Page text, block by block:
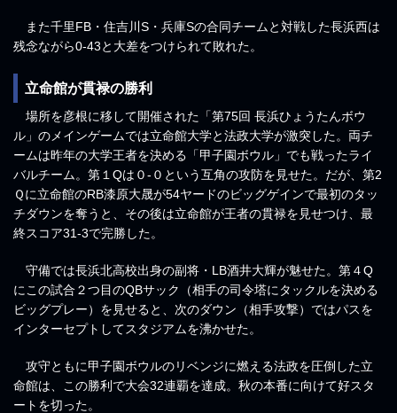
また千里FB・住吉川S・兵庫Sの合同チームと対戦した長浜西は
残念ながら0-43と大差をつけられて敗れた。
立命館が貫禄の勝利
場所を彦根に移して開催された「第75回 長浜ひょうたんボウ
ル」のメインゲームでは立命館大学と法政大学が激突した。両チ
ームは昨年の大学王者を決める「甲子園ボウル」でも戦ったライ
バルチーム。第１Qは０-０という互角の攻防を見せた。だが、第2
Ｑに立命館のRB漆原大晟が54ヤードのビッグゲインで最初のタッ
チダウンを奪うと、その後は立命館が王者の貫禄を見せつけ、最
終スコア31-3で完勝した。
守備では長浜北高校出身の副将・LB酒井大輝が魅せた。第４Q
にこの試合２つ目のQBサック（相手の司令塔にタックルを決める
ビッグプレー）を見せると、次のダウン（相手攻撃）ではパスを
インターセプトしてスタジアムを沸かせた。
攻守ともに甲子園ボウルのリベンジに燃える法政を圧倒した立
命館は、この勝利で大会32連覇を達成。秋の本番に向けて好スタ
ートを切った。